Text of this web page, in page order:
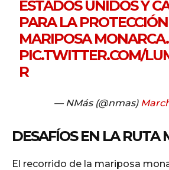
ESTADOS UNIDOS Y
PARA LA
MARIPOSA MONARCA.
PIC.TWITTER.COM/
R
— NMás (@nmas)
DESAFÍOS EN LA RUTA
El recorrido de la mariposa